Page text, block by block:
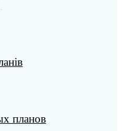
планов